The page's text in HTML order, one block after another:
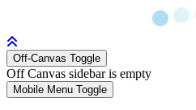
Off-Canvas Toggle
Off Canvas sidebar is empty
Mobile Menu Toggle